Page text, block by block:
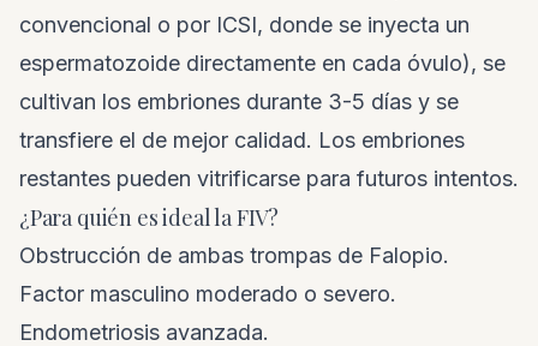
convencional o por ICSI, donde se inyecta un
espermatozoide directamente en cada óvulo), se
cultivan los embriones durante 3-5 días y se
transfiere el de mejor calidad. Los embriones
restantes pueden vitrificarse para futuros intentos.
¿Para quién es ideal la FIV?
Obstrucción de ambas trompas de Falopio.
Factor masculino moderado o severo.
Endometriosis avanzada.